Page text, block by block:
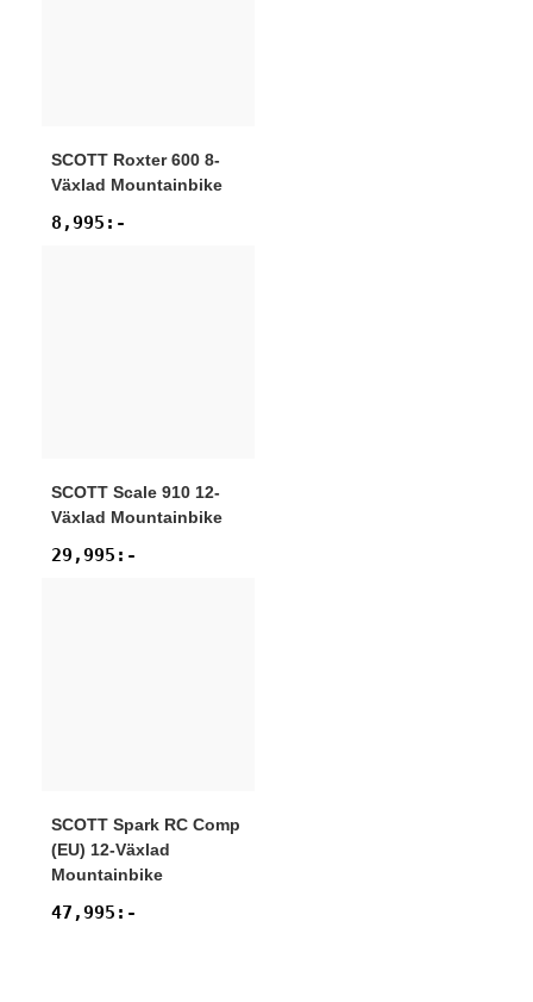
SCOTT Roxter 600 8-
Växlad Mountainbike
8,995 :-
SCOTT Scale 910 12-
Växlad Mountainbike
29,995 :-
SCOTT Spark RC Comp
(EU) 12-Växlad
Mountainbike
47,995 :-